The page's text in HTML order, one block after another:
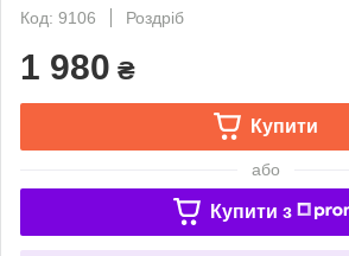
Код: 9106
Роздріб
1 980 ₴
Купити
або
Купити з